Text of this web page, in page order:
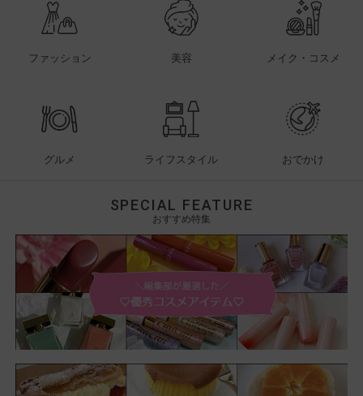
ファッション 美容 メイク・コスメ
グルメ ライフスタイル おでかけ
SPECIAL FEATURE
おすすめ特集